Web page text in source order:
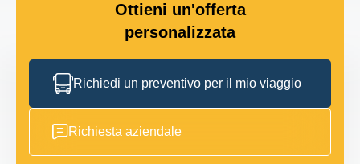
Ottieni un'offerta
personalizzata
Richiedi un preventivo per il mio viaggio
Richiesta aziendale